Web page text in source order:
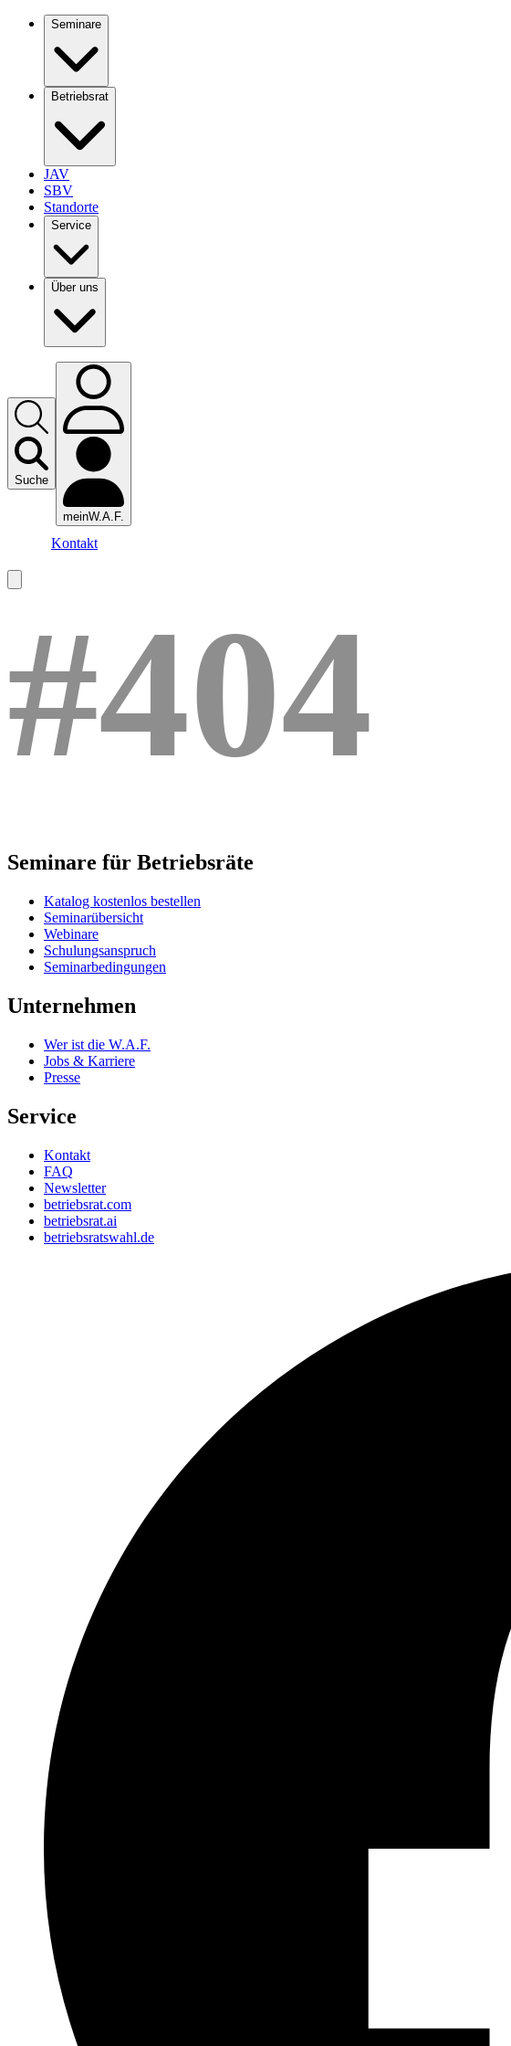
Seminare
Betriebsrat
JAV
SBV
Standorte
Service
Über uns
Suche
meinW.A.F.
Kontakt
#404
Seminare für Betriebsräte
Katalog kostenlos bestellen
Seminarübersicht
Webinare
Schulungsanspruch
Seminarbedingungen
Unternehmen
Wer ist die W.A.F.
Jobs & Karriere
Presse
Service
Kontakt
FAQ
Newsletter
betriebsrat.com
betriebsrat.ai
betriebsratswahl.de